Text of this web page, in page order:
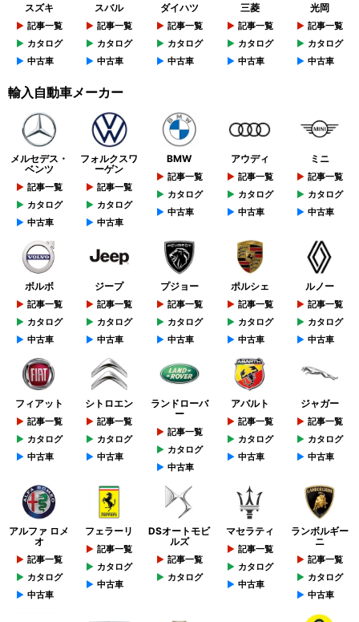
スズキ
記事一覧
カタログ
中古車
スバル
記事一覧
カタログ
中古車
ダイハツ
記事一覧
カタログ
中古車
三菱
記事一覧
カタログ
中古車
光岡
記事一覧
カタログ
中古車
輸入自動車メーカー
メルセデス・
ベンツ
記事一覧
カタログ
中古車
フォルクスワ
ーゲン
記事一覧
カタログ
中古車
BMW
記事一覧
カタログ
中古車
アウディ
記事一覧
カタログ
中古車
ミニ
記事一覧
カタログ
中古車
ボルボ
記事一覧
カタログ
中古車
ジープ
記事一覧
カタログ
中古車
プジョー
記事一覧
カタログ
中古車
ポルシェ
記事一覧
カタログ
中古車
ルノー
記事一覧
カタログ
中古車
フィアット
記事一覧
カタログ
中古車
シトロエン
記事一覧
カタログ
中古車
ランドローバ
ー
記事一覧
カタログ
中古車
アバルト
記事一覧
カタログ
中古車
ジャガー
記事一覧
カタログ
中古車
アルファ ロメ
オ
記事一覧
カタログ
中古車
フェラーリ
記事一覧
カタログ
中古車
DSオートモビ
ルズ
記事一覧
カタログ
マセラティ
記事一覧
カタログ
中古車
ランボルギー
ニ
記事一覧
カタログ
中古車